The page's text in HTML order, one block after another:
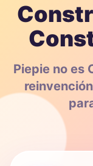
Piepie no es